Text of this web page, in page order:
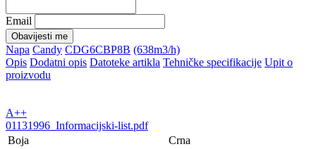
Email
Obavijesti me
Napa Candy CDG6CBP8B (638m3/h)
Opis Dodatni opis Datoteke artikla Tehničke specifikacije Upit o
proizvodu
A++
01131996_Informacijski-list.pdf
Boja
Crna